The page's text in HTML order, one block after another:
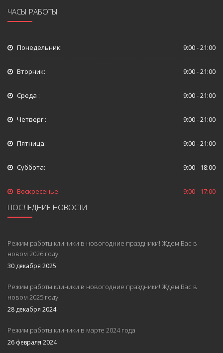
ЧАСЫ РАБОТЫ
Понедельник: 9:00 - 21:00
Вторник: 9:00 - 21:00
Среда : 9:00 - 21:00
Четверг : 9:00 - 21:00
Пятница: 9:00 - 21:00
Суббота: 9:00 - 18:00
Воскресенье: 9:00 - 17:00
ПОСЛЕДНИЕ НОВОСТИ
Режим работы клиники в новогодние праздники! Ждем Вас в
новом 2026 году!
30 декабря 2025
Режим работы клиники в новогодние праздники! Ждем Вас в
новом 2025 году!
28 декабря 2024
Режим работы клиники в марте 2024 года
26 февраля 2024